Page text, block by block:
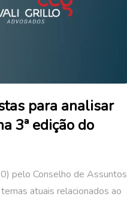
para analisar
3ª edição do
pelo Conselho de Assuntos
atuais relacionados ao